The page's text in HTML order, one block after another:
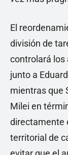
El
división de
controlará los
junto a
mientras que
Milei en
directamente
territorial de